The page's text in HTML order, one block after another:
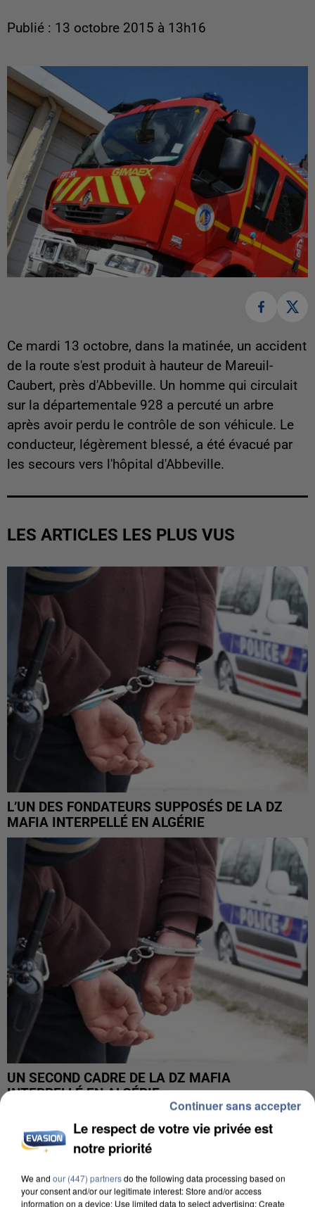
Publié : 13 octobre 2015 à 13h16
Ce mardi 13 octobre, dans la matinée, un accident
de la route s'est produit à hauteur de Mareuil-
Caubert, près d'Abbeville. Un homme qui circulait
sur la départementale 928 a percuté un arbre
après avoir perdu le contrôle de son véhicule. Le
conducteur, légèrement blessé, a été évacué par
les secours vers l'hôpital d'Abbeville.
LES ARTICLES LES PLUS VUS
L’UN DES FONDATEURS SUPPOSÉS DE LA DZ
MAFIA INTERPELLÉ EN ALGÉRIE
UN SECOND CADRE DE LA DZ MAFIA
INTERPELLÉ EN ALGÉRIE
Le respect de votre vie privée est
notre priorité
We and our (447) partnersdo the following data processing based on
your consent and/or our legitimate interest: Store and/or access
information on a device; Use limited data to select advertising; Create
Continuer sans accepter